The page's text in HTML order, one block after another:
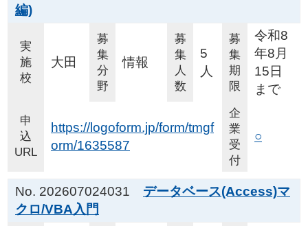
編)
実
施
校
大田
募
集
分
野
情報
募
集
人
数
5
人
募
集
期
限
令和8
年8月
15日
まで
申
込
URL
https://logoform.jp/form/tmgf
orm/1635587
企
業
受
付
○
No. 202607024031 データベース(Access)マ
クロ/VBA入門